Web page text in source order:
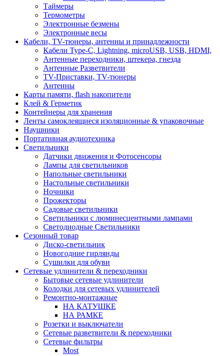
Таймеры
Термометры
Электронные безмены
Электронные весы
Кабели, TV-тюнеры, антенны и принадлежности
Кабели Type-C, Lightning, microUSB, USB, HDMI,
Антенные переходники, штекера, гнезда
Антенные Разветвители
TV-Приставки, TV-тюнеры
Антенны
Карты памяти, flash накопители
Клей & Герметик
Контейнеры для хранения
Ленты самоклеящиеся изоляционные & упаковочные
Наушники
Портативная аудиотехника
Светильники
Датчики движения и Фотосенсоры
Лампы для светильников
Напольные светильники
Настольные светильники
Ночники
Прожекторы
Садовые светильники
Светильники с люминесцентными лампами
Светодиодные Светильники
Сезонный товар
Диско-светильник
Новогодние гирлянды
Сушилки для обуви
Сетевые удлинители & переходники
Бытовые сетевые удлинители
Колодки для сетевых удлинителей
Ремонтно-монтажные
НА КАТУШКЕ
НА РАМКЕ
Розетки и выключатели
Сетевые разветвители & переходники
Сетевые фильтры
Most